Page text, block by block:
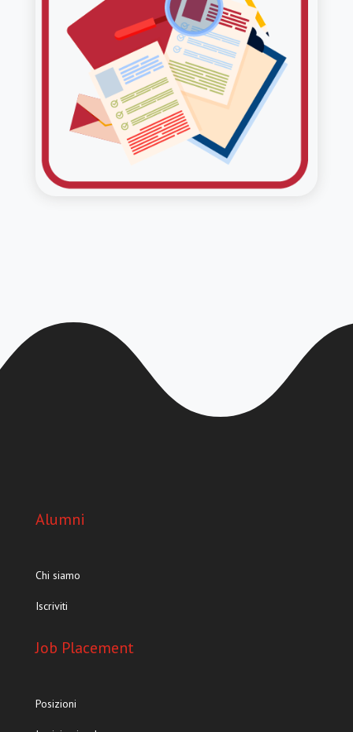
Alumni
Chi siamo
Iscriviti
Job Placement
Posizioni